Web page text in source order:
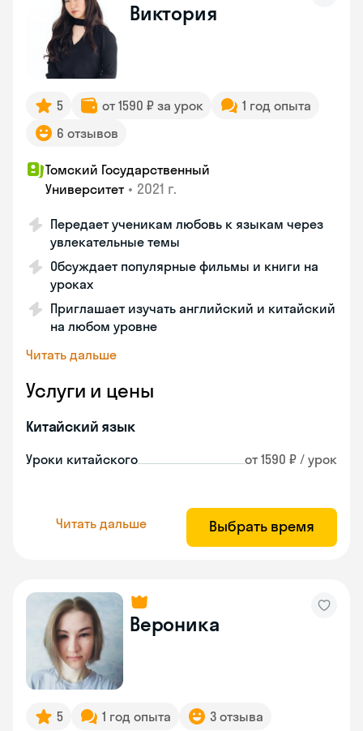
Виктория
5 от 1590 ₽ за урок
1 год опыта
6 отзывов
Томский Государственный
Университет • 2021 г.
Передает ученикам любовь к языкам через
увлекательные темы
Обсуждает популярные фильмы и книги на
уроках
Приглашает изучать английский и китайский
на любом уровне
Читать дальше
Услуги и цены
Китайский язык
Уроки китайского от 1590 ₽ / урок
Читать дальше Выбрать время
Вероника
5 1 год опыта 3 отзыва